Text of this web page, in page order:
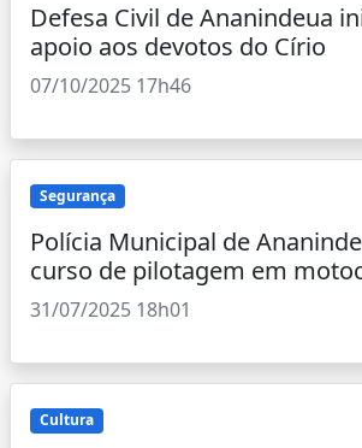
Defesa Civil de Ananindeua
apoio aos devotos do Círio
07/10/2025 17h46
Segurança
Polícia Municipal de
curso de pilotagem em
31/07/2025 18h01
Cultura